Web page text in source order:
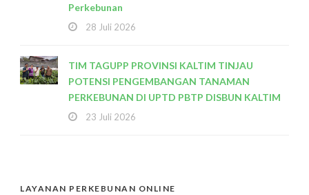
Perkebunan
28 Juli 2026
TIM TAGUPP PROVINSI KALTIM TINJAU
POTENSI PENGEMBANGAN TANAMAN
PERKEBUNAN DI UPTD PBTP DISBUN KALTIM
23 Juli 2026
LAYANAN PERKEBUNAN ONLINE